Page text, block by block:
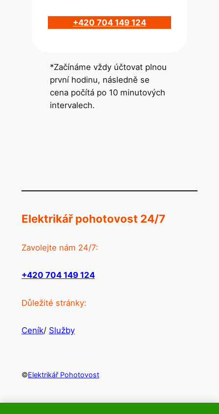
+420 704 149 124
*Začínáme vždy účtovat plnou
první hodinu, následně se
cena počítá po 10 minutových
intervalech.
Elektrikář pohotovost 24/7
Zavolejte nám 24/7:
+420 704 149 124
Důležité stránky:
Ceník/ Služby
©Elektrikář Pohotovost